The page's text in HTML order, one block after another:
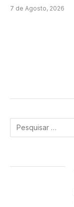
7 de Agosto, 2026